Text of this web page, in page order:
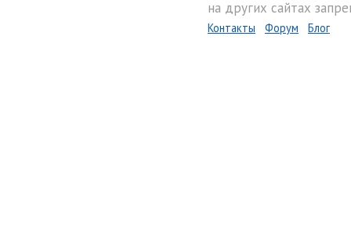
на других сайтах
Контакты Форум Блог